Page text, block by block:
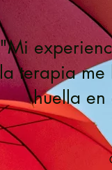
"Mi
la terapia me
huella en